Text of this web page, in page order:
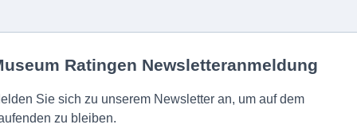
Ratingen Newsletteranmeldung
Sie sich zu unserem Newsletter an, um auf dem
zu bleiben.